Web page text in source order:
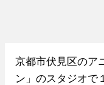
京都市伏見区のア
ン」のスタジオで